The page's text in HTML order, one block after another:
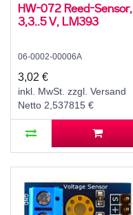
HW-072 Reed-Sensor,
3,3..5 V, LM393
06-0002-00006A
3,02 €
inkl. MwSt. zzgl. Versand
Netto 2,537815 €